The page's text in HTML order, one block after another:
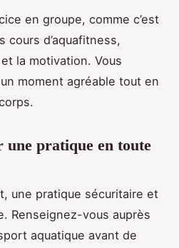
en groupe, comme c’est
cours d’aquafitness,
la motivation. Vous
moment agréable tout en
pratique en toute
une pratique sécuritaire et
Renseignez-vous auprès
aquatique avant de